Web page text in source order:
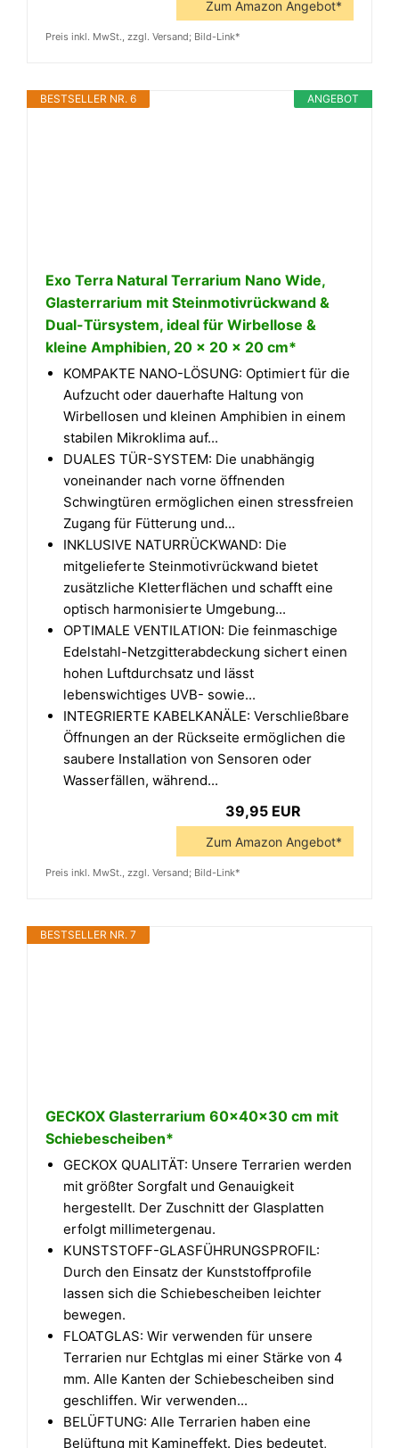
Zum Amazon Angebot*
Preis inkl. MwSt., zzgl. Versand; Bild-Link*
ANGEBOT
BESTSELLER NR. 6
Exo Terra Natural Terrarium Nano Wide,
Glasterrarium mit Steinmotivrückwand &
Dual-Türsystem, ideal für Wirbellose &
kleine Amphibien, 20 x 20 x 20 cm*
KOMPAKTE NANO-LÖSUNG: Optimiert für die
Aufzucht oder dauerhafte Haltung von
Wirbellosen und kleinen Amphibien in einem
stabilen Mikroklima auf...
DUALES TÜR-SYSTEM: Die unabhängig
voneinander nach vorne öffnenden
Schwingtüren ermöglichen einen stressfreien
Zugang für Fütterung und...
INKLUSIVE NATURRÜCKWAND: Die
mitgelieferte Steinmotivrückwand bietet
zusätzliche Kletterflächen und schafft eine
optisch harmonisierte Umgebung...
OPTIMALE VENTILATION: Die feinmaschige
Edelstahl-Netzgitterabdeckung sichert einen
hohen Luftdurchsatz und lässt
lebenswichtiges UVB- sowie...
INTEGRIERTE KABELKANÄLE: Verschließbare
Öffnungen an der Rückseite ermöglichen die
saubere Installation von Sensoren oder
Wasserfällen, während...
39,95 EUR
Zum Amazon Angebot*
Preis inkl. MwSt., zzgl. Versand; Bild-Link*
BESTSELLER NR. 7
GECKOX Glasterrarium 60x40x30 cm mit
Schiebescheiben*
GECKOX QUALITÄT: Unsere Terrarien werden
mit größter Sorgfalt und Genauigkeit
hergestellt. Der Zuschnitt der Glasplatten
erfolgt millimetergenau.
KUNSTSTOFF-GLASFÜHRUNGSPROFIL:
Durch den Einsatz der Kunststoffprofile
lassen sich die Schiebescheiben leichter
bewegen.
FLOATGLAS: Wir verwenden für unsere
Terrarien nur Echtglas mi einer Stärke von 4
mm. Alle Kanten der Schiebescheiben sind
geschliffen. Wir verwenden...
BELÜFTUNG: Alle Terrarien haben eine
Belüftung mit Kamineffekt. Dies bedeutet,